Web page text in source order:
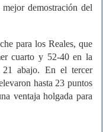
demostración del
para los Reales, que
cuarto y 52-40 en la
abajo. En el tercer
hasta 23 puntos
ventaja holgada para